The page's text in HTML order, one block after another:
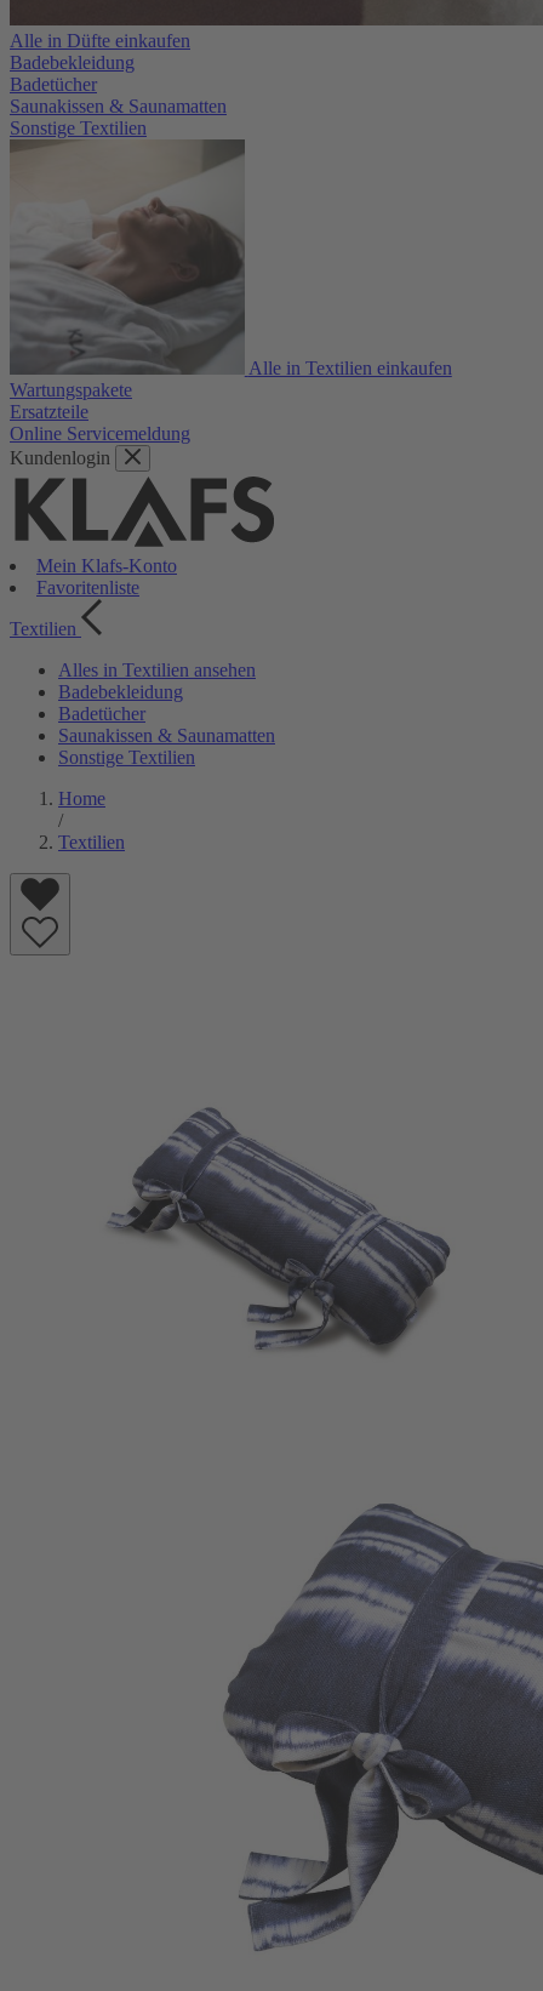
Alle in Düfte einkaufen
Badebekleidung
Badetücher
Saunakissen & Saunamatten
Sonstige Textilien
Alle in Textilien einkaufen
Wartungspakete
Ersatzteile
Online Servicemeldung
Kundenlogin
Mein Klafs-Konto
Favoritenliste
Textilien
Alles in Textilien ansehen
Badebekleidung
Badetücher
Saunakissen & Saunamatten
Sonstige Textilien
Home
/
Textilien